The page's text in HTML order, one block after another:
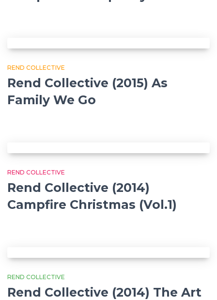
REND COLLECTIVE
Rend Collective (2015) As
Family We Go
REND COLLECTIVE
Rend Collective (2014)
Campfire Christmas (Vol.1)
REND COLLECTIVE
Rend Collective (2014) The Art